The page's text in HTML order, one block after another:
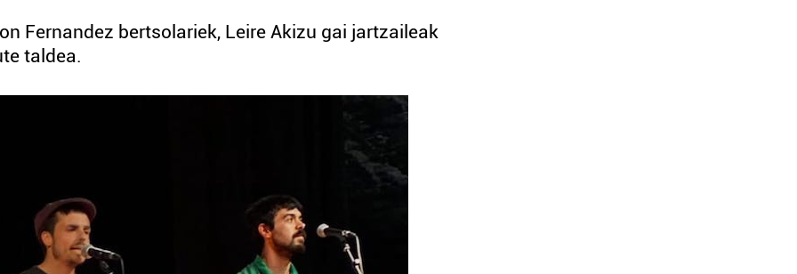
Fernandez bertsolariek, Leire Akizu gai jartzaileak
taldea.